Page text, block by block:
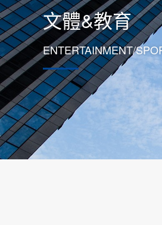
文體&教育
ENTERTAINMENT/